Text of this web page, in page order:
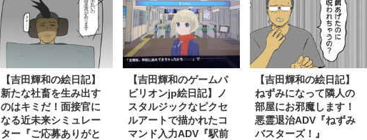
【吉田輝和の絵日記】
新たな社畜を生み出す
のはキミだ！面接官に
なる近未来シミュレー
ター『ご応募ありがと
【吉田輝和のゲームパ
ビリオンjp絵日記】ノ
スタルジックなピクセ
ルアートで描かれたコ
マンド入力ADV『駅前
【吉田輝和の絵日記】
ねずみになって隣人の
部屋にお邪魔します！
悪霊退治ADV『ねずみ
バスターズ！』